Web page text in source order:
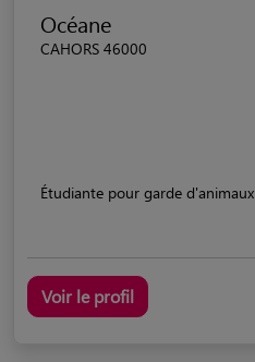
Océane
CAHORS 46000
Étudiante pour garde d'animaux
Voir le profil